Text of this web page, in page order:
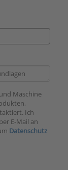
Maschine
Ich
E-Mail an
Datenschutz